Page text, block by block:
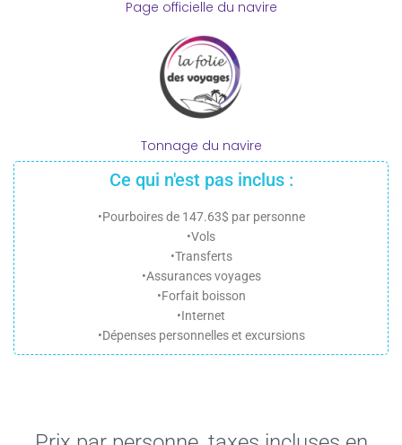
Page officielle du navire
Tonnage du navire
Ce qui n'est pas inclus :
•Pourboires de 147.63$ par personne
•Vols
•Transferts
•Assurances voyages
•Forfait boisson
•Internet
•Dépenses personnelles et excursions